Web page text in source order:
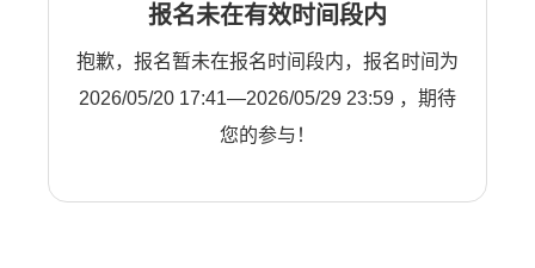
报名未在有效时间段内
抱歉，报名暂未在报名时间段内，报名时间为
2026/05/20 17:41—2026/05/29 23:59 ，期待
您的参与！